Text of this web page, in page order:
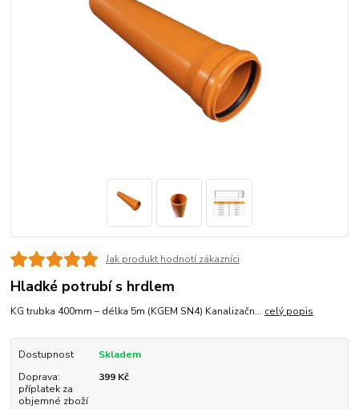
Jak produkt hodnotí zákazníci
Hladké potrubí s hrdlem
KG trubka 400mm – délka 5m (KGEM SN4) Kanalizačn... celý popis
Dostupnost
Skladem
Doprava:
příplatek za
objemné zboží
399 Kč